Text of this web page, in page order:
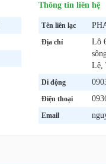
Thông tin liên hệ
Tên liên lạc
Địa chỉ
Lô
Lệ,
Di động
Điện thoại
Email